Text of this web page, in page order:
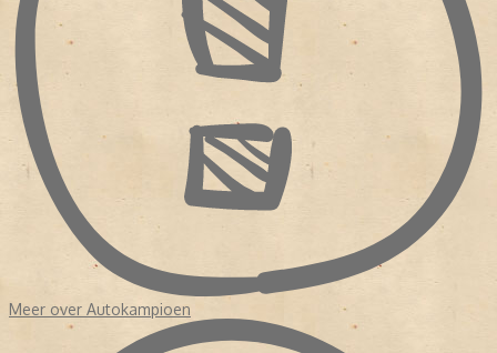
Meer over Autokampioen